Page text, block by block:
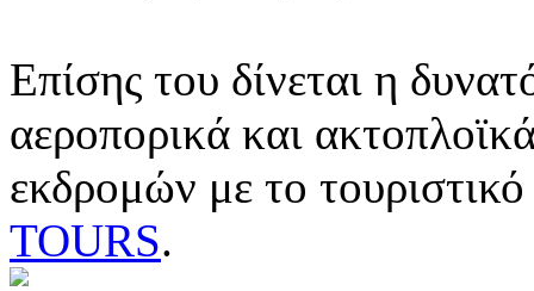
Επίσης του δίνεται η
αεροπορικά και
εκδρομών με το
TOURS.